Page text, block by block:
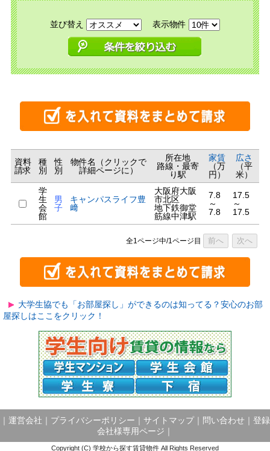
並び替え 表示物件
資料
請求
種
別
性
別
物件名（クリックで
詳細ページに）
所在地
路線・最寄
り駅
家賃
（万
円）
広さ
（平
米）
学
生
会
館
男
子
キャンパスライフ豊
﨑
大阪府大阪
市北区
地下鉄御堂
筋線中津駅
7.8
～
7.8
17.5
～
17.5
全1ページ中/1ページ目 前へ 次へ
大学生協でも「お部屋探し」ができるのは知ってる？安心のお部
屋探しはここをクリック！
運営会社 プライバシーポリシー サイトマップ｜ 問い合わせ
登録
会社様専用ページ
Copyright (C) 学校から探す賃貸物件 All Rights Reserved